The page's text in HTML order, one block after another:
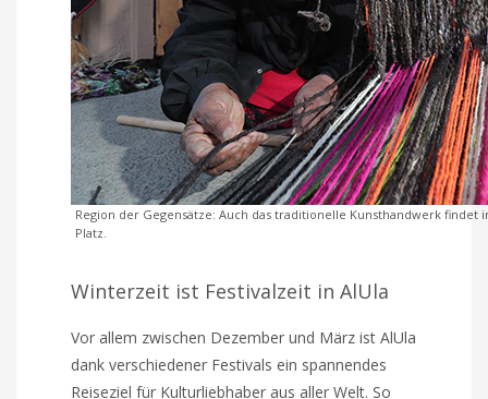
Region der Gegensätze: Auch das traditionelle Kunsthandwerk findet
Platz.
Winterzeit ist Festivalzeit in AlUla
Vor allem zwischen Dezember und März ist AlUla
dank verschiedener Festivals ein spannendes
Reiseziel für Kulturliebhaber aus aller Welt. So